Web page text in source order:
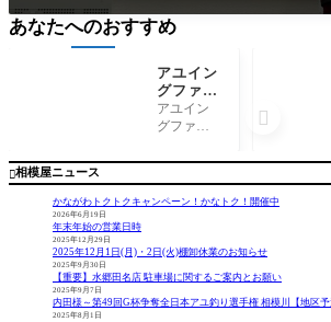
相模屋ニュース
かながわトクトクキャンペーン！かなトク！開催中
2026年6月19日
年末年始の営業日時
2025年12月29日
2025年12月1日(月)・2日(火)棚卸休業のお知らせ
2025年9月30日
【重要】水郷田名店 駐車場に関するご案内とお願い
2025年9月7日
内田様～第49回G杯争奪全日本アユ釣り選手権 相模川【地区
2025年8月1日
あなたへのおすすめ
アユイン
グファン
の皆様必
見！今年
オリジナ
作りまし
アユイン
グファン
025年相模
シーズン
ングミノ
オリジナ
ルカラー
